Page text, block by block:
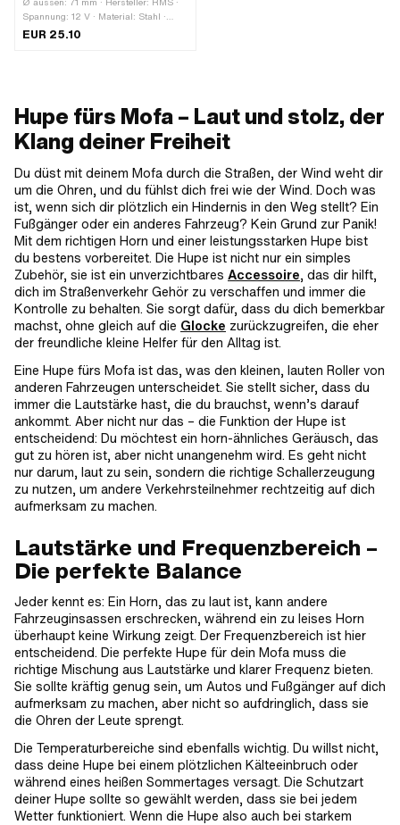
Ø aussen: 71 mm · Hersteller: RMS ·
Spannung: 12 V · Material: Stahl ·
Oberfläche: verzinkt (blau) · Stromart:
OEM-Nr.: 58144R · Piaggio OEM-Nr.:
216903 · Piaggio OEM-Nr.: 216904 ·
Piaggio OEM-Nr.: 264094
EUR 25.10
Hupe fürs Mofa – Laut und stolz, der
Klang deiner Freiheit
Du düst mit deinem Mofa durch die Straßen, der Wind weht dir
um die Ohren, und du fühlst dich frei wie der Wind. Doch was
ist, wenn sich dir plötzlich ein Hindernis in den Weg stellt? Ein
Fußgänger oder ein anderes Fahrzeug? Kein Grund zur Panik!
Mit dem richtigen Horn und einer leistungsstarken Hupe bist
du bestens vorbereitet. Die Hupe ist nicht nur ein simples
Zubehör, sie ist ein unverzichtbares Accessoire, das dir hilft,
dich im Straßenverkehr Gehör zu verschaffen und immer die
Kontrolle zu behalten. Sie sorgt dafür, dass du dich bemerkbar
machst, ohne gleich auf die Glocke zurückzugreifen, die eher
der freundliche kleine Helfer für den Alltag ist.
Eine Hupe fürs Mofa ist das, was den kleinen, lauten Roller von
anderen Fahrzeugen unterscheidet. Sie stellt sicher, dass du
immer die Lautstärke hast, die du brauchst, wenn’s darauf
ankommt. Aber nicht nur das – die Funktion der Hupe ist
entscheidend: Du möchtest ein horn-ähnliches Geräusch, das
gut zu hören ist, aber nicht unangenehm wird. Es geht nicht
nur darum, laut zu sein, sondern die richtige Schallerzeugung
zu nutzen, um andere Verkehrsteilnehmer rechtzeitig auf dich
aufmerksam zu machen.
Lautstärke und Frequenzbereich –
Die perfekte Balance
Jeder kennt es: Ein Horn, das zu laut ist, kann andere
Fahrzeuginsassen erschrecken, während ein zu leises Horn
überhaupt keine Wirkung zeigt. Der Frequenzbereich ist hier
entscheidend. Die perfekte Hupe für dein Mofa muss die
richtige Mischung aus Lautstärke und klarer Frequenz bieten.
Sie sollte kräftig genug sein, um Autos und Fußgänger auf dich
aufmerksam zu machen, aber nicht so aufdringlich, dass sie
die Ohren der Leute sprengt.
Die Temperaturbereiche sind ebenfalls wichtig. Du willst nicht,
dass deine Hupe bei einem plötzlichen Kälteeinbruch oder
während eines heißen Sommertages versagt. Die Schutzart
deiner Hupe sollte so gewählt werden, dass sie bei jedem
Wetter funktioniert. Wenn die Hupe also auch bei starkem